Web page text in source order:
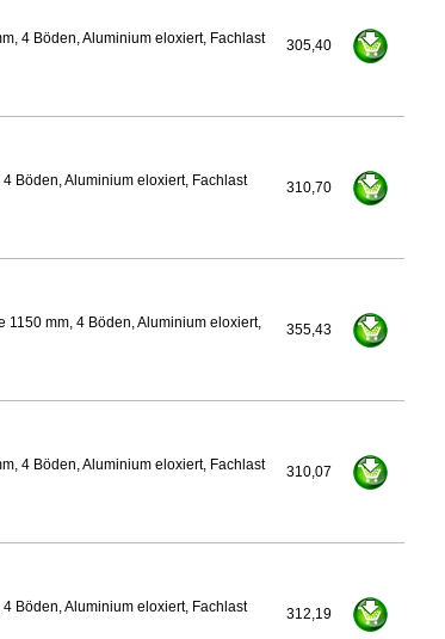
4 Böden, Aluminium eloxiert, Fachlast
305,40
Böden, Aluminium eloxiert, Fachlast
310,70
mm, 4 Böden, Aluminium eloxiert,
355,43
4 Böden, Aluminium eloxiert, Fachlast
310,07
Böden, Aluminium eloxiert, Fachlast
312,19